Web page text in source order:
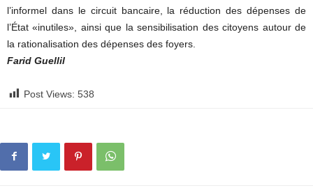
l’informel dans le circuit bancaire, la réduction des dépenses de
l’État «inutiles», ainsi que la sensibilisation des citoyens autour de
la rationalisation des dépenses des foyers.
Farid Guellil
Post Views: 538